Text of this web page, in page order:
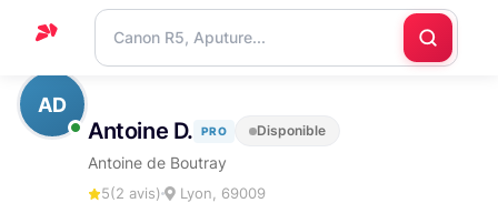
Accueil
Support
AD
Antoine D. PRO Disponible
Antoine de Boutray
5(2 avis) Lyon, 69009